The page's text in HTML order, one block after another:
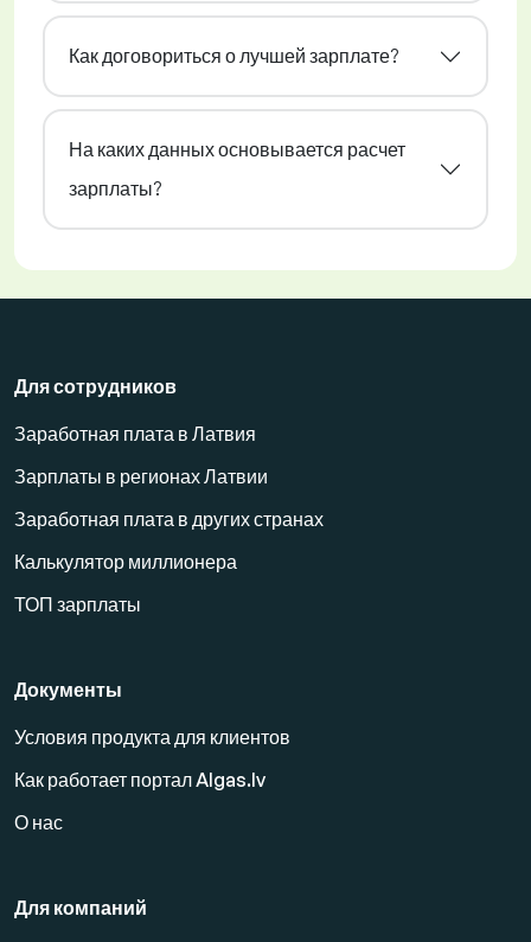
Как договориться о лучшей зарплате?
На каких данных основывается расчет
зарплаты?
Для сотрудников
Заработная плата в Латвия
Зарплаты в регионах Латвии
Заработная плата в других странах
Калькулятор миллионера
ТОП зарплаты
Документы
Условия продукта для клиентов
Как работает портал Algas.lv
О нас
Для компаний